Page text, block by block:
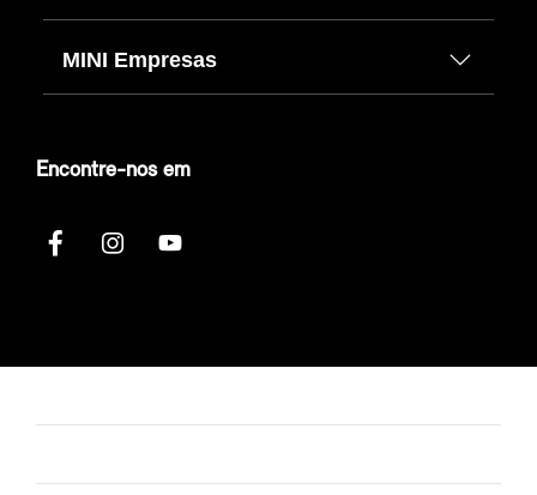
MINI Empresas
Encontre-nos em